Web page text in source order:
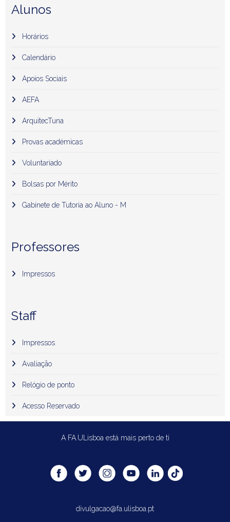
Alunos
Horários
Calendário
Apoios Sociais
AEFA
ArquitecTuna
Provas académicas
Voluntariado
Bolsas por Mérito
Gabinete de Tutoria ao Aluno - M
Professores
Impressos
Staff
Impressos
Avaliação
Relógio de ponto
Acesso Reservado
A FA.ULisboa está mais perto de ti
divulgacao@fa.ulisboa.pt